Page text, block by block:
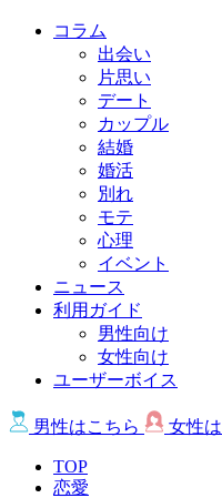
コラム
出会い
片思い
デート
カップル
結婚
婚活
別れ
モテ
心理
イベント
ニュース
利用ガイド
男性向け
女性向け
ユーザーボイス
男性はこちら 女性は
TOP
恋愛